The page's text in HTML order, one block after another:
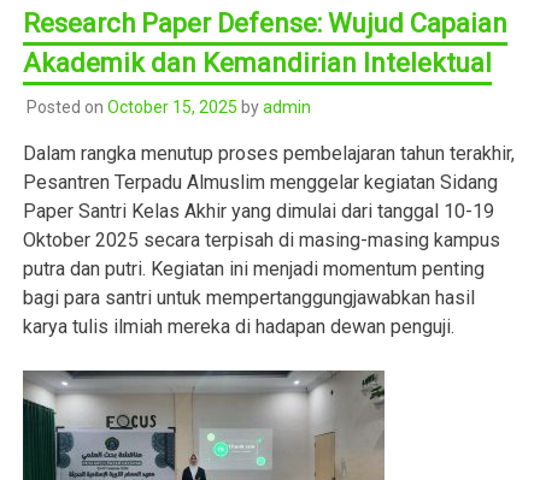
Research Paper Defense: Wujud Capaian
Akademik dan Kemandirian Intelektual
Posted on October 15, 2025 byadmin
Dalam rangka menutup proses pembelajaran tahun terakhir,
Pesantren Terpadu Almuslim menggelar kegiatan Sidang
Paper Santri Kelas Akhir yang dimulai dari tanggal 10-19
Oktober 2025 secara terpisah di masing-masing kampus
putra dan putri. Kegiatan ini menjadi momentum penting
bagi para santri untuk mempertanggungjawabkan hasil
karya tulis ilmiah mereka di hadapan dewan penguji.